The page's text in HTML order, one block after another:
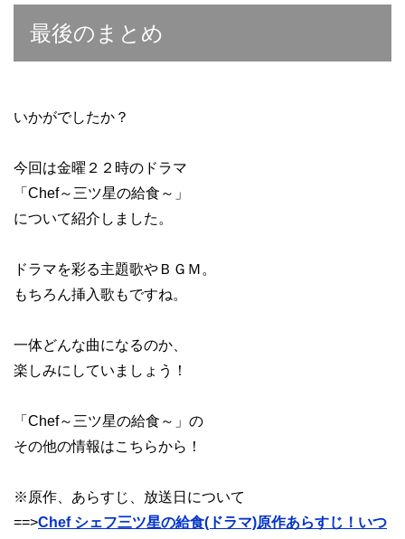
最後のまとめ
いかがでしたか？
今回は金曜２２時のドラマ
「Chef～三ツ星の給食～」
について紹介しました。
ドラマを彩る主題歌やＢＧＭ。
もちろん挿入歌もですね。
一体どんな曲になるのか、
楽しみにしていましょう！
「Chef～三ツ星の給食～」の
その他の情報はこちらから！
※原作、あらすじ、放送日について
==>Chef シェフ三ツ星の給食(ドラマ)原作あらすじ！いつ